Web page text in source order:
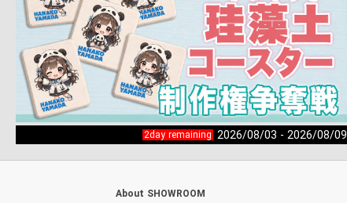
2day remaining 2026/08/03 - 2026/08/09
About SHOWROOM